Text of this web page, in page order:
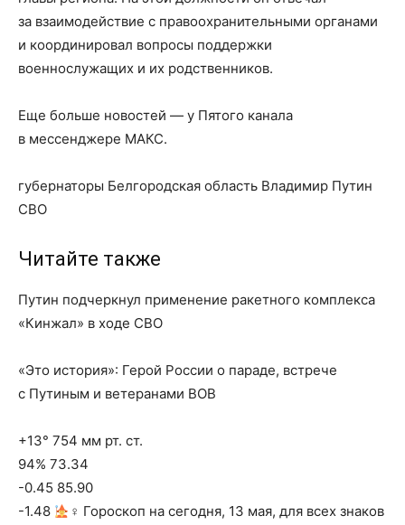
за взаимодействие с правоохранительными органами
и координировал вопросы поддержки
военнослужащих и их родственников.
Еще больше новостей — у Пятого канала
в мессенджере МАКС.
губернаторы Белгородская область Владимир Путин
СВО
Читайте также
Путин подчеркнул применение ракетного комплекса
«Кинжал» в ходе СВО
«Это история»: Герой России о параде, встрече
с Путиным и ветеранами ВОВ
+13° 754 мм рт. ст.
94% 73.34
-0.45 85.90
-1.48
‍♀ Гороскоп на сегодня, 13 мая, для всех знаков